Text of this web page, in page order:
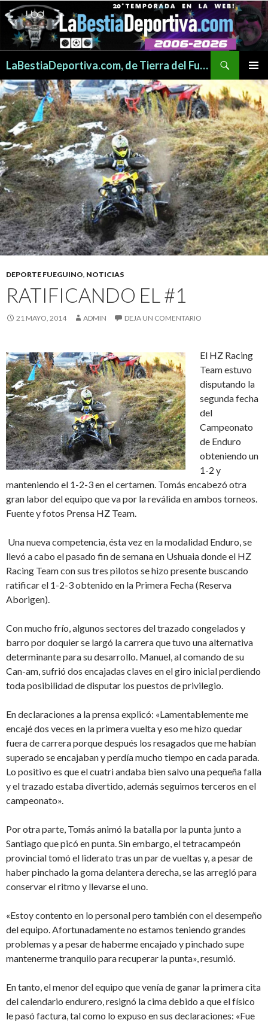
LaBestiaDeportiva.com, de Tierra del Fuego para todo el mundo
MENÚ
AL
CONTENIDO
DEPORTE FUEGUINO, NOTICIAS
RATIFICANDO EL #1
21 MAYO, 2014 ADMIN DEJA UN COMENTARIO
El HZ Racing
Team estuvo
disputando la
segunda fecha
del
Campeonato
de Enduro
obteniendo un
1-2 y
manteniendo el 1-2-3 en el certamen. Tomás encabezó otra
gran labor del equipo que va por la reválida en ambos torneos.
Fuente y fotos Prensa HZ Team.
Una nueva competencia, ésta vez en la modalidad Enduro, se
llevó a cabo el pasado fin de semana en Ushuaia donde el HZ
Racing Team con sus tres pilotos se hizo presente buscando
ratificar el 1-2-3 obtenido en la Primera Fecha (Reserva
Aborigen).
Con mucho frío, algunos sectores del trazado congelados y
barro por doquier se largó la carrera que tuvo una alternativa
determinante para su desarrollo. Manuel, al comando de su
Can-am, sufrió dos encajadas claves en el giro inicial perdiendo
toda posibilidad de disputar los puestos de privilegio.
En declaraciones a la prensa explicó: «Lamentablemente me
encajé dos veces en la primera vuelta y eso me hizo quedar
fuera de carrera porque después los resagados que me habían
superado se encajaban y perdía mucho tiempo en cada parada.
Lo positivo es que el cuatri andaba bien salvo una pequeña falla
y el trazado estaba divertido, además seguimos terceros en el
campeonato».
Por otra parte, Tomás animó la batalla por la punta junto a
Santiago que picó en punta. Sin embargo, el tetracampeón
provincial tomó el liderato tras un par de vueltas y, a pesar de
haber pinchado la goma delantera derecha, se las arregló para
conservar el ritmo y llevarse el uno.
«Estoy contento en lo personal pero también con el desempeño
del equipo. Afortunadamente no estamos teniendo grandes
problemas y a pesar de haberme encajado y pinchado supe
mantenerme tranquilo para recuperar la punta», resumió.
En tanto, el menor del equipo que venía de ganar la primera cita
del calendario endurero, resignó la cima debido a que el físico
le pasó factura, tal como lo expuso en sus declaraciones: «Fue